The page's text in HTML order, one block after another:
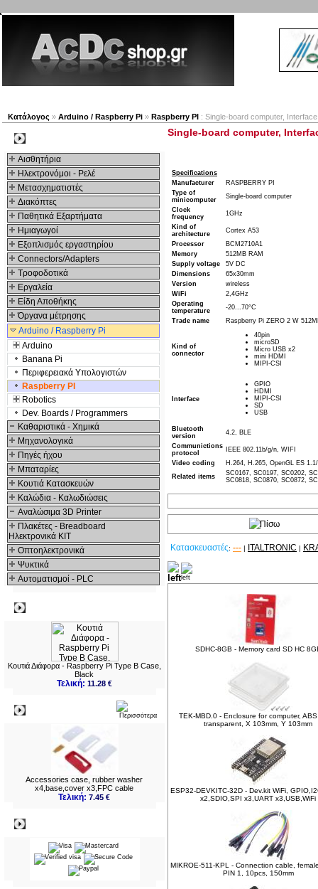
Κατάλογος » Arduino / Raspberry Pi » Raspberry PI : Single-board computer,
Αισθητήρια
Ηλεκτρονόμοι - Ρελέ
Μετασχηματιστές
Διακόπτες
Παθητικά Εξαρτήματα
Hμιαγωγοί
Εξοπλισμός εργαστηρίου
Connectors/Adapters
Τροφοδοτικά
Εργαλεία
Είδη Αποθήκης
Όργανα μέτρησης
Arduino / Raspberry Pi
Arduino
Banana Pi
Περιφερειακά Υπολογιστών
Raspberry PI
Robotics
Dev. Boards / Programmers
Καθαριστικά - Χημικά
Μηχανολογικά
Πηγές ήχου
Μπαταρίες
Κουτιά Κατασκευών
Καλώδια - Καλωδιώσεις
Αναλώσιμα 3D Printer
Πλακέτες - Breadboard
Ηλεκτρονικά ΚΙΤ
Οπτοηλεκτρονικά
Ψυκτικά
Αυτοματισμοί - PLC
Κουτιά Διάφορα - Raspberry Pi Type B Case,
Black
Τελική: 11.28 €
Accessories case, rubber washer
x4,base,cover x3,FPC cable
Τελική:7.45 €
Single-board computer,
Specifications
Manufacturer
RASPBERRY PI
Type of
minicomputer
Single-board computer
Clock
frequency
1GHz
Kind of
architecture
Cortex A53
Processor
BCM2710A1
Memory
512MB RAM
Supply voltage
5V DC
Dimensions
65x30mm
Version
wireless
WiFi
2,4GHz
Operating
temperature
-20...70°C
Trade name
Raspberry Pi ZERO 2 W
Kind of
connector
40pin
microSD
Micro USB x2
mini HDMI
MIPI-CSI
Interface
GPIO
HDMI
MIPI-CSI
SD
USB
Bluetooth
version
4.2, BLE
Communictions
protocol
IEEE 802.11b/g/n, WIFI
Video coding
H.264, H.265, OpenGL ES
Related items
SC0167, SC0197, SC0202,
SC0818, SC0870, SC0872,
Κατασκευαστές: --- | ITALTRONIC |
SDHC-8GB - Memory card SD HC
TEK-MBD.0 - Enclosure for computer,
transparent, X 103mm, Y 103mm
ESP32-DEVKITC-32D - Dev.kit WiFi,
x2,SDIO,SPI x3,UART x3,USB,WiFi
MIKROE-511-KPL - Connection cable,
PIN 1, 10pcs, 150mm